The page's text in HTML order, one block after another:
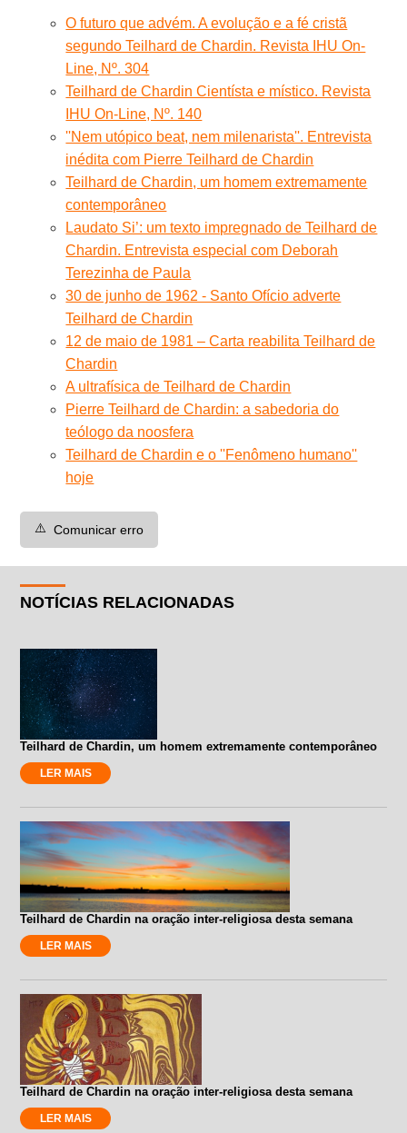
O futuro que advém. A evolução e a fé cristã
segundo Teilhard de Chardin. Revista IHU On-
Line, Nº. 304
Teilhard de Chardin Cientísta e místico. Revista
IHU On-Line, Nº. 140
''Nem utópico beat, nem milenarista''. Entrevista
inédita com Pierre Teilhard de Chardin
Teilhard de Chardin, um homem extremamente
contemporâneo
Laudato Si’: um texto impregnado de Teilhard de
Chardin. Entrevista especial com Deborah
Terezinha de Paula
30 de junho de 1962 - Santo Ofício adverte
Teilhard de Chardin
12 de maio de 1981 – Carta reabilita Teilhard de
Chardin
A ultrafísica de Teilhard de Chardin
Pierre Teilhard de Chardin: a sabedoria do
teólogo da noosfera
Teilhard de Chardin e o ''Fenômeno humano''
hoje
⚠️ Comunicar erro
NOTÍCIAS RELACIONADAS
Teilhard de Chardin, um homem extremamente contemporâneo
LER MAIS
Teilhard de Chardin na oração inter-religiosa desta semana
LER MAIS
Teilhard de Chardin na oração inter-religiosa desta semana
LER MAIS